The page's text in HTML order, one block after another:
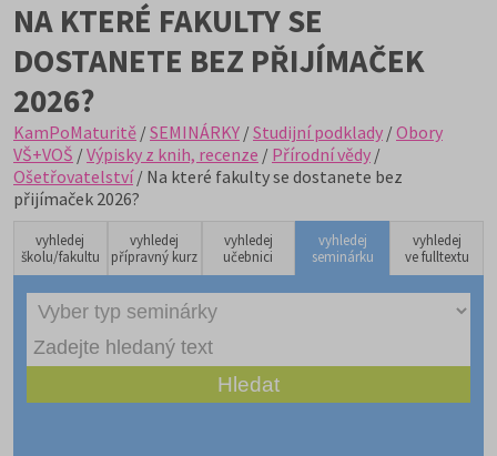
NA KTERÉ FAKULTY SE
DOSTANETE BEZ PŘIJÍMAČEK
2026?
KamPoMaturitě /SEMINÁRKY /Studijní podklady /Obory
VŠ+VOŠ /Výpisky z knih, recenze / Přírodní vědy /
Ošetřovatelství/ Na které fakulty se dostanete bez
přijímaček 2026?
vyhledej
školu/fakultu
vyhledej
přípravný kurz
vyhledej
učebnici
vyhledej
seminárku
vyhledej
ve fulltextu